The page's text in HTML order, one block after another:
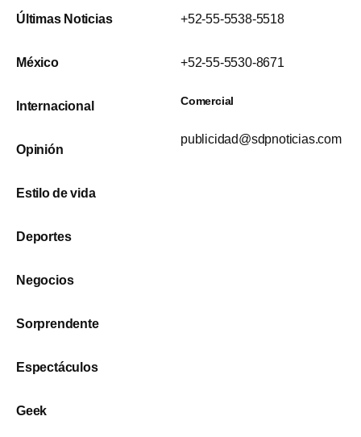
Últimas Noticias
México
Internacional
Opinión
Estilo de vida
Deportes
Negocios
Sorprendente
Espectáculos
Geek
+52-55-5538-5518
+52-55-5530-8671
Comercial
publicidad@sdpnoticias.com